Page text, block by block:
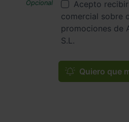
Acepto
comercial sobre
promociones de
S.L.
Quiero que